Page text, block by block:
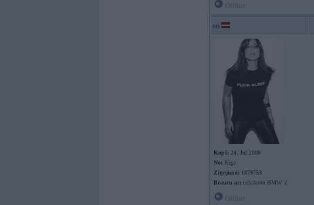
sn
Kopš: 24. Jul 2008
No: Rīga
Ziņojumi: 1879753
Braucu ar: nekrāsotu BMW :(